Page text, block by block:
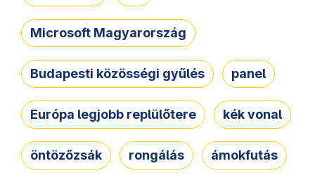
Microsoft Magyarország
Budapesti közösségi gyűlés panel
Európa legjobb replülőtere kék vonal
öntözőzsák rongálás ámokfutás